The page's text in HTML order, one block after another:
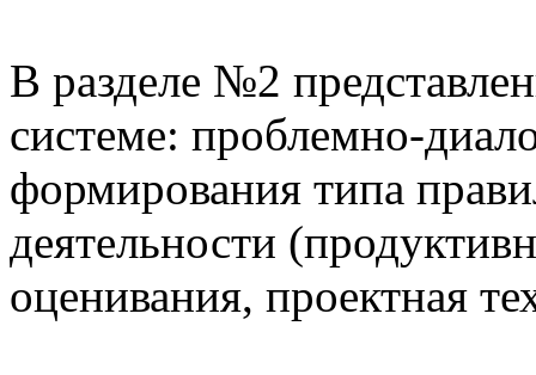
В разделе №2
системе: проблемно-
формирования типа
деятельности
оценивания, проектная